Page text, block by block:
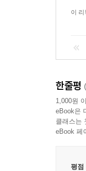
이
한줄평
1,000원
eBook은
클래스는
eBook 페
평점